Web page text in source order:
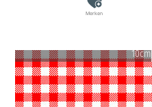
Merken
10cm